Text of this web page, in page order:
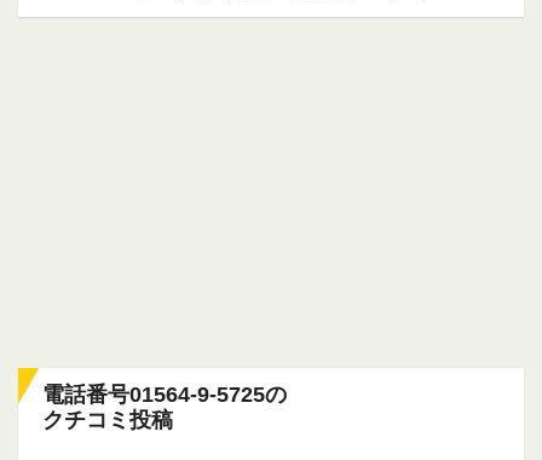
電話番号01564-9-5725の
クチコミ投稿